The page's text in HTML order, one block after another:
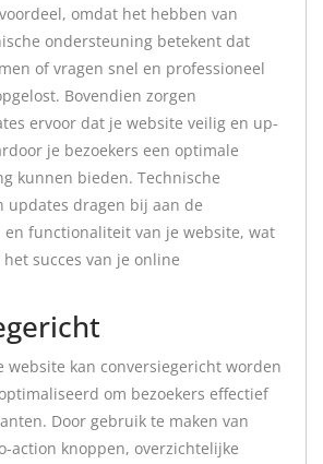
omdat het hebben van
ondersteuning betekent dat
of vragen snel en professioneel
Bovendien zorgen
ervoor dat je website veilig en up-
je bezoekers een optimale
kunnen bieden. Technische
updates dragen bij aan de
functionaliteit van je website, wat
succes van je online
website kan conversiegericht worden
om bezoekers effectief
Door gebruik te maken van
action knoppen, overzichtelijke